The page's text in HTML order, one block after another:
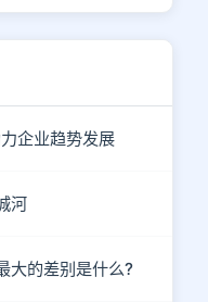
企业趋势发展
河
大的差别是什么?